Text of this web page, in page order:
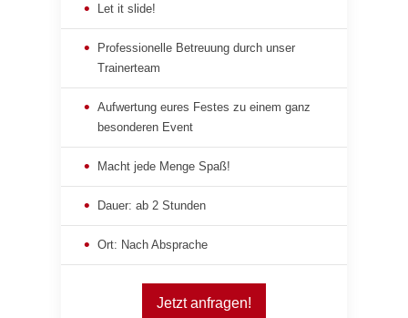
Let it slide!
Professionelle Betreuung durch unser
Trainerteam
Aufwertung eures Festes zu einem ganz
besonderen Event
Macht jede Menge Spaß!
Dauer: ab 2 Stunden
Ort: Nach Absprache
Jetzt anfragen!